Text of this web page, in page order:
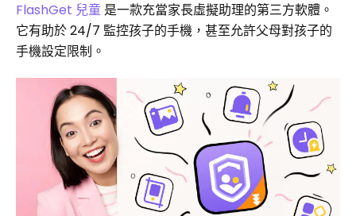
FlashGet 兒童是一款充當家長虛擬助理的第三方軟體。
它有助於 24/7 監控孩子的手機，甚至允許父母對孩子的
手機設定限制。